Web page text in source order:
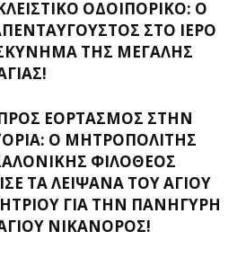
ΟΔΟΙΠΟΡΙΚΟ: Ο
ΣΤΟ ΙΕΡΌ
ΤΗΣ ΜΕΓΆΛΗΣ
ΕΟΡΤΑΣΜΌΣ ΣΤΗΝ
Ο ΜΗΤΡΟΠΟΛΊΤΗΣ
ΦΙΛΌΘΕΟΣ
ΤΑ ΛΕΊΨΑΝΑ ΤΟΥ ΑΓΊΟΥ
ΓΙΑ ΤΗΝ ΠΑΝΉΓΥΡΗ
ΝΙΚΆΝΟΡΟΣ!